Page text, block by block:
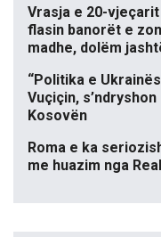
Vrasja e 20-
flasin banorët e
madhe, dolëm
“Politika e
Vuçiçin,
Kosovën
Roma e ka
me huazim nga